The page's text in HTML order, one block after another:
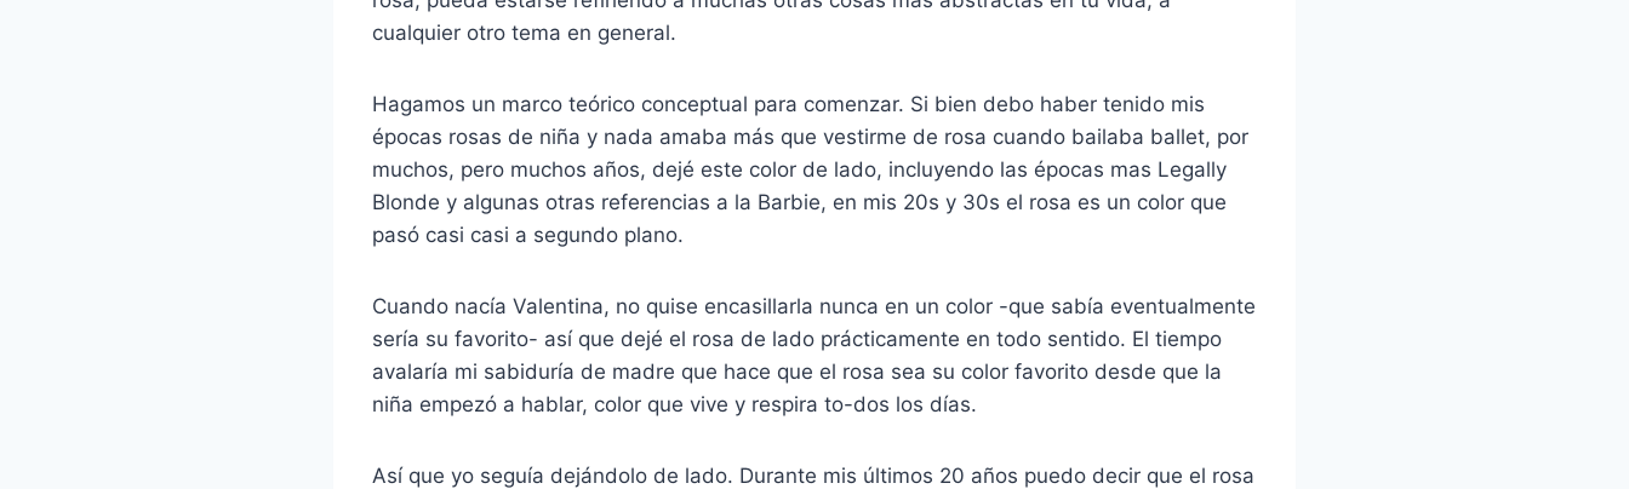
cualquier otro tema en general.
Hagamos un marco teórico conceptual para comenzar. Si bien debo haber tenido mis
épocas rosas de niña y nada amaba más que vestirme de rosa cuando bailaba ballet, por
muchos, pero muchos años, dejé este color de lado, incluyendo las épocas mas Legally
Blonde y algunas otras referencias a la Barbie, en mis 20s y 30s el rosa es un color que
pasó casi casi a segundo plano.
Cuando nacía Valentina, no quise encasillarla nunca en un color -que sabía eventualmente
sería su favorito- así que dejé el rosa de lado prácticamente en todo sentido. El tiempo
avalaría mi sabiduría de madre que hace que el rosa sea su color favorito desde que la
niña empezó a hablar, color que vive y respira to-dos los días.
Así que yo seguía dejándolo de lado. Durante mis últimos 20 años puedo decir que el rosa